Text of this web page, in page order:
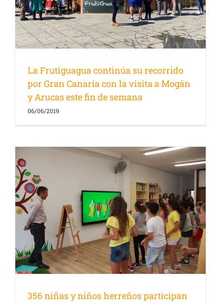
La Frutiguagua continúa su recorrido
por Gran Canaria con la visita a Mogán
y Arucas este fin de semana
06/06/2019
356 niñas y niños herreños participan